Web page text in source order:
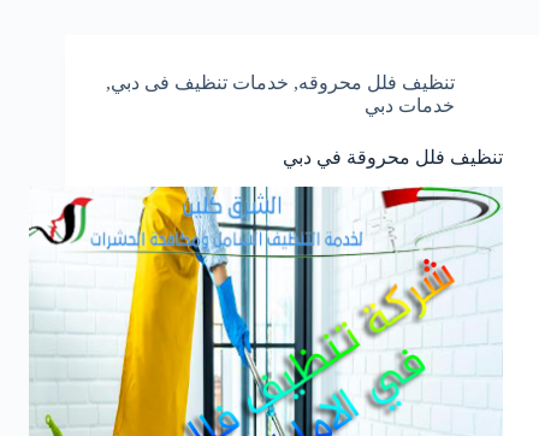
تنظيف فلل محروقه, خدمات تنظيف فى دبي,
خدمات دبي
تنظيف فلل محروقة في دبي